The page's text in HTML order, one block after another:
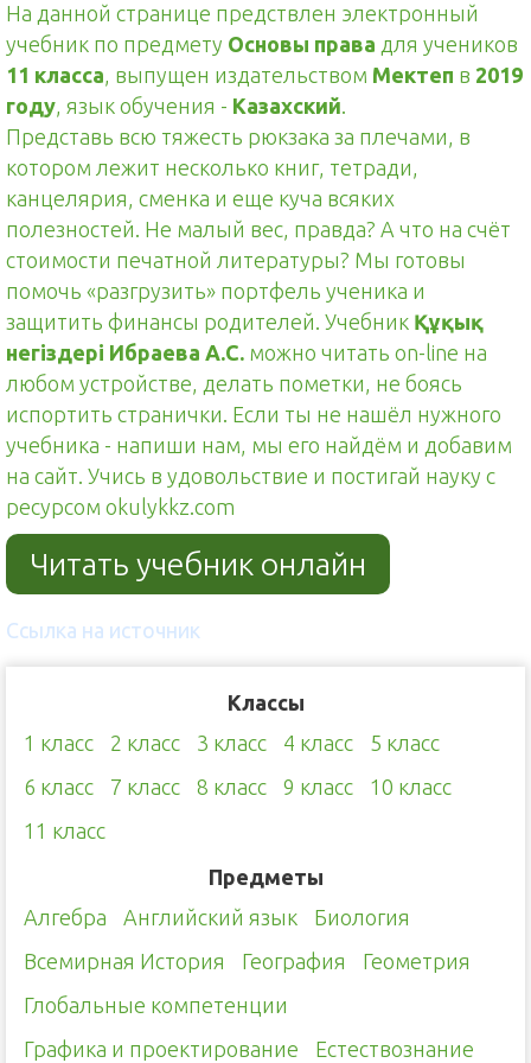
На данной странице предствлен электронный
учебник по предмету Основы права для учеников
11 класса, выпущен издательством Мектеп в 2019
году, язык обучения - Казахский.
Представь всю тяжесть рюкзака за плечами, в
котором лежит несколько книг, тетради,
канцелярия, сменка и еще куча всяких
полезностей. Не малый вес, правда? А что на счёт
стоимости печатной литературы? Мы готовы
помочь «разгрузить» портфель ученика и
защитить финансы родителей. Учебник Құқық
негіздері Ибраева А.С. можно читать on-line на
любом устройстве, делать пометки, не боясь
испортить странички. Если ты не нашёл нужного
учебника - напиши нам, мы его найдём и добавим
на сайт. Учись в удовольствие и постигай науку с
ресурсом okulykkz.com
Читать учебник онлайн
Ссылка на источник
Классы
1 класс
2 класс 3 класс 4 класс
5 класс
6 класс
7 класс 8 класс 9 класс
10 класс
11 класс
Предметы
Алгебра
Английский язык
Биология
Всемирная История
География
Геометрия
Глобальные компетенции
Графика и проектирование
Естествознание